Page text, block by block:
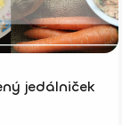
jedálniček